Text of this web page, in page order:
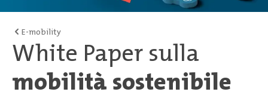
E-mobility
White Paper sulla
mobilità sostenibile